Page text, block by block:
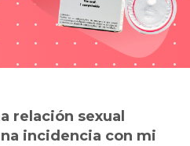
relación sexual
incidencia con mi